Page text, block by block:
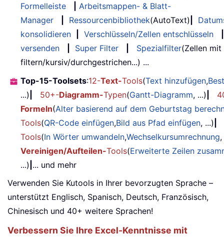
Formelleiste
Arbeitsmappen- & Blatt-
Manager
Ressourcenbibliothek(AutoText)
konsolidieren
Verschlüsseln/Zellen entschlüsseln
versenden
Super Filter Spezialfilter(Zellen
filtern/kursiv/durchgestrichen...) ...
Top-15-Toolsets:12-Text-Tools(Text hinzufügen,
...)
50+-Diagramm-Typen(Gantt-Diagramm, ...)
Formeln(Alter basierend auf dem Geburtstag
Tools(QR-Code einfügen,Bild aus Pfad einfügen, ...)
Tools(In Wörter umwandeln,Wechselkursumrechnung
Vereinigen/Aufteilen-Tools(Erweiterte Zeilen
...) ... und mehr
Verwenden Sie Kutools in Ihrer bevorzugten Sprache –
unterstützt Englisch, Spanisch, Deutsch, Französisch,
Chinesisch und 40+ weitere Sprachen!
Verbessern Sie Ihre Excel-Kenntnisse mit